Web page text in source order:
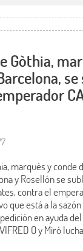
Gòthia,
marqués y conde
y Rosellón se
contra el
que está a la
en ayuda
O y Miró